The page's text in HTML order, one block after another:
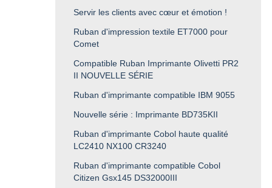
Servir les clients avec cœur et émotion !
Ruban d'impression textile ET7000 pour
Comet
Compatible Ruban Imprimante Olivetti PR2
II NOUVELLE SÉRIE
Ruban d'imprimante compatible IBM 9055
Nouvelle série : Imprimante BD735KII
Ruban d'imprimante Cobol haute qualité
LC2410 NX100 CR3240
Ruban d'imprimante compatible Cobol
Citizen Gsx145 DS32000III